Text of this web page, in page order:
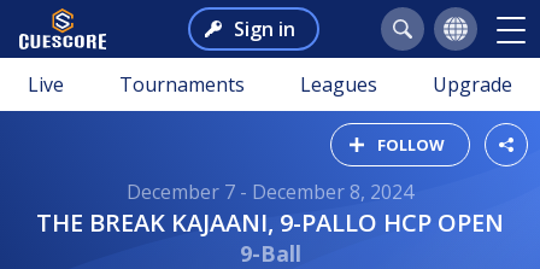
Sign in
Live Tournaments Leagues Upgrade
FOLLOW
December 7 - December 8, 2024
THE BREAK KAJAANI, 9-PALLO HCP OPEN
9-Ball